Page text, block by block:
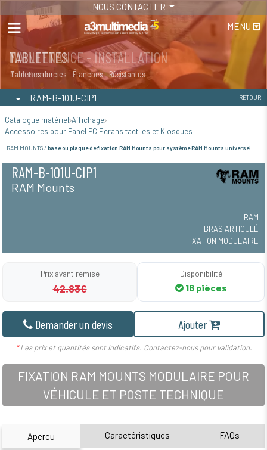
NOUS CONTACTER
MENU
MAINTENANCE - INSTALLATION
Maintenance
TABLETTES
Tablettes durcies - Étanches - Résistantes
RAM-B-101U-CIP1 RETOUR
Catalogue matériel Affichage
Accessoires pour Panel PC Ecrans tactiles et Kiosques
RAM MOUNTS / base ou plaque de fixation RAM Mounts pour système RAM Mounts universel
RAM-B-101U-CIP1
RAM Mounts
RAM
BRAS ARTICULÉ
FIXATION MODULAIRE
Prix avant remise
42.83€
Disponibilité
18 pièces
Demander un devis Ajouter
*Les prix et quantités sont indicatifs. Contactez-nous pour validation.
FIXATION RAM MOUNTS MODULAIRE POUR
VÉHICULE ET POSTE TECHNIQUE
Apercu Caractéristiques FAQs